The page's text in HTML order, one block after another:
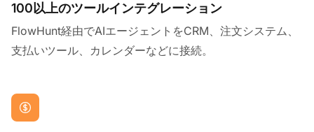
100以上のツールインテグレーション
FlowHunt経由でAIエージェントをCRM、注文システム、
支払いツール、カレンダーなどに接続。